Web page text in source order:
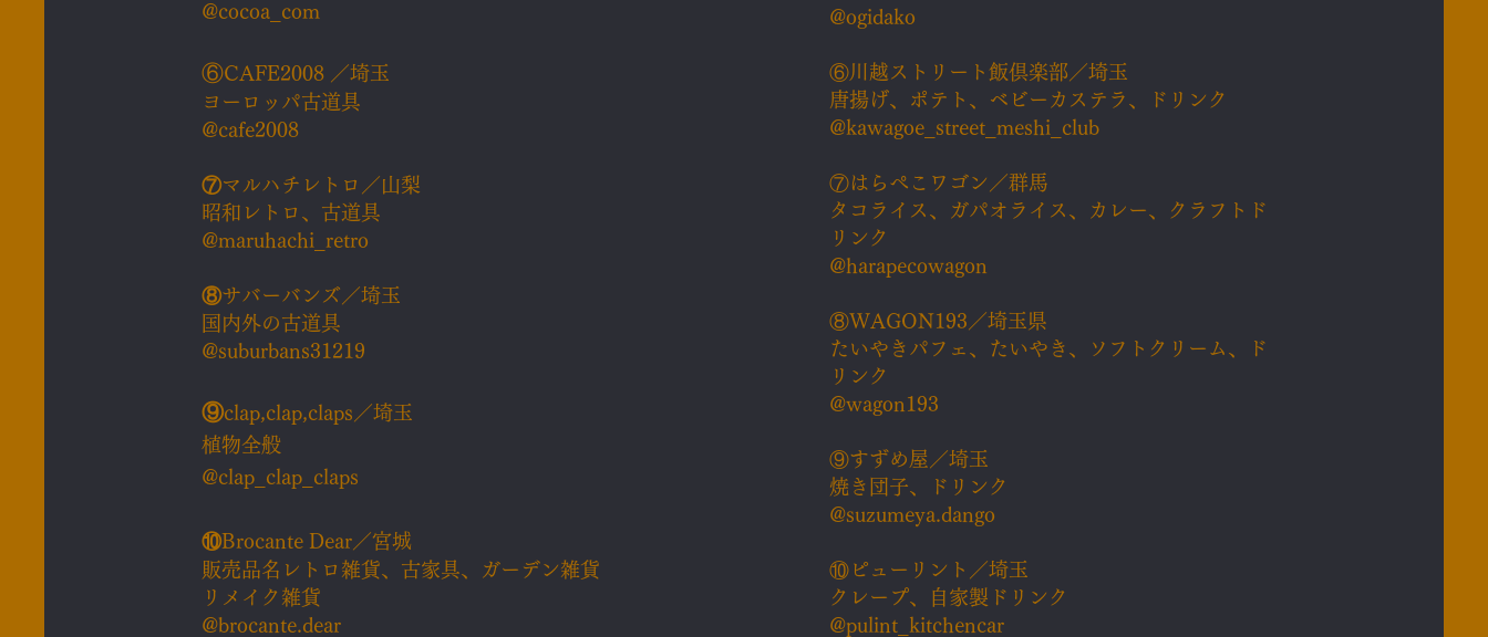
@cocoa_com
⑥CAFE2008 ／埼玉
ヨーロッパ古道具
@cafe2008
⑦マルハチレトロ／山梨
昭和レトロ、古道具
@maruhachi_retro
⑧サバーバンズ／埼玉
国内外の古道具
@suburbans31219
⑨clap,clap,claps／埼玉
植物全般
@clap_clap_claps
⑩Brocante Dear／宮城
販売品名レトロ雑貨、古家具、ガーデン雑貨
リメイク雑貨
@brocante.dear
@ogidako
⑥​川越ストリート飯倶楽部／埼玉
唐揚げ、ポテト、ベビーカステラ、ドリンク
@kawagoe_street_meshi_club
⑦​はらぺこワゴン／群馬
タコライス、ガパオライス、カレー、クラフトド
リンク
@harapecowagon
⑧WAGON193／埼玉県
たいやきパフェ、たいやき、ソフトクリーム、ド
リンク
@wagon193
⑨​すずめ屋／埼玉
焼き団子、ドリンク
@suzumeya.dango
⑩ピューリント／埼玉
クレープ、自家製ドリンク
@pulint_kitchencar